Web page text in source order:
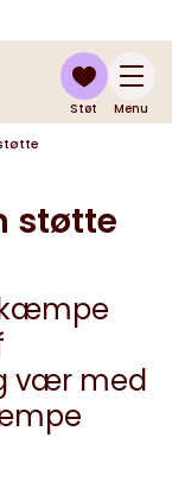
Støt Menu
støtte
vær med